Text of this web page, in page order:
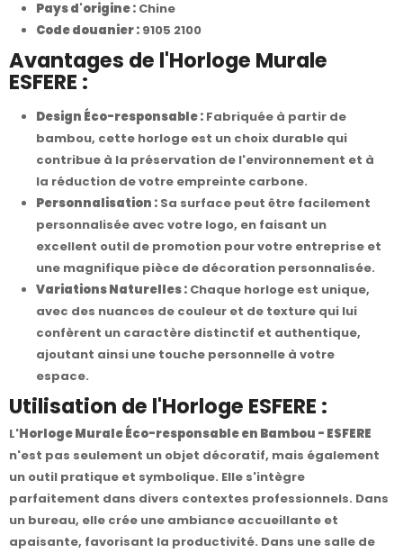
Pays d'origine : Chine
Code douanier : 9105 2100
Avantages de l'Horloge Murale
ESFERE :
Design Éco-responsable : Fabriquée à partir de
bambou, cette horloge est un choix durable qui
contribue à la préservation de l'environnement et à
la réduction de votre empreinte carbone.
Personnalisation : Sa surface peut être facilement
personnalisée avec votre logo, en faisant un
excellent outil de promotion pour votre entreprise et
une magnifique pièce de décoration personnalisée.
Variations Naturelles : Chaque horloge est unique,
avec des nuances de couleur et de texture qui lui
confèrent un caractère distinctif et authentique,
ajoutant ainsi une touche personnelle à votre
espace.
Utilisation de l'Horloge ESFERE :
L'Horloge Murale Éco-responsable en Bambou - ESFERE
n'est pas seulement un objet décoratif, mais également
un outil pratique et symbolique. Elle s'intègre
parfaitement dans divers contextes professionnels. Dans
un bureau, elle crée une ambiance accueillante et
apaisante, favorisant la productivité. Dans une salle de